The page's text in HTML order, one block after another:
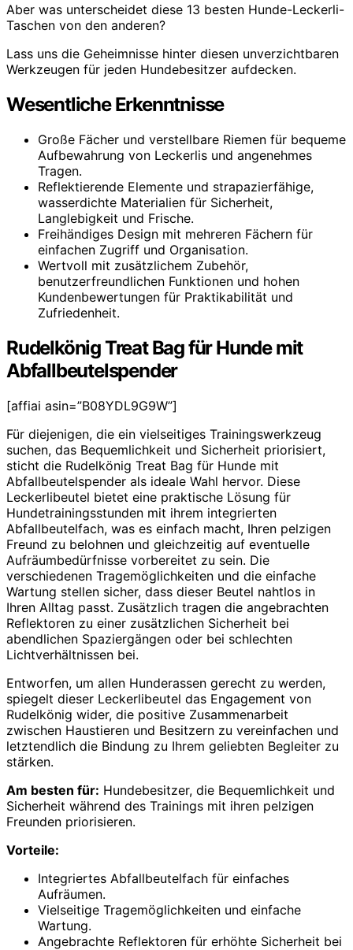
Aber was unterscheidet diese 13 besten Hunde-Leckerli-
Taschen von den anderen?
Lass uns die Geheimnisse hinter diesen unverzichtbaren
Werkzeugen für jeden Hundebesitzer aufdecken.
Wesentliche Erkenntnisse
Große Fächer und verstellbare Riemen für bequeme
Aufbewahrung von Leckerlis und angenehmes
Tragen.
Reflektierende Elemente und strapazierfähige,
wasserdichte Materialien für Sicherheit,
Langlebigkeit und Frische.
Freihändiges Design mit mehreren Fächern für
einfachen Zugriff und Organisation.
Wertvoll mit zusätzlichem Zubehör,
benutzerfreundlichen Funktionen und hohen
Kundenbewertungen für Praktikabilität und
Zufriedenheit.
Rudelkönig Treat Bag für Hunde mit
Abfallbeutelspender
[affiai asin=”B08YDL9G9W”]
Für diejenigen, die ein vielseitiges Trainingswerkzeug
suchen, das Bequemlichkeit und Sicherheit priorisiert,
sticht die Rudelkönig Treat Bag für Hunde mit
Abfallbeutelspender als ideale Wahl hervor. Diese
Leckerlibeutel bietet eine praktische Lösung für
Hundetrainingsstunden mit ihrem integrierten
Abfallbeutelfach, was es einfach macht, Ihren pelzigen
Freund zu belohnen und gleichzeitig auf eventuelle
Aufräumbedürfnisse vorbereitet zu sein. Die
verschiedenen Tragemöglichkeiten und die einfache
Wartung stellen sicher, dass dieser Beutel nahtlos in
Ihren Alltag passt. Zusätzlich tragen die angebrachten
Reflektoren zu einer zusätzlichen Sicherheit bei
abendlichen Spaziergängen oder bei schlechten
Lichtverhältnissen bei.
Entworfen, um allen Hunderassen gerecht zu werden,
spiegelt dieser Leckerlibeutel das Engagement von
Rudelkönig wider, die positive Zusammenarbeit
zwischen Haustieren und Besitzern zu vereinfachen und
letztendlich die Bindung zu Ihrem geliebten Begleiter zu
stärken.
Am besten für: Hundebesitzer, die Bequemlichkeit und
Sicherheit während des Trainings mit ihren pelzigen
Freunden priorisieren.
Vorteile:
Integriertes Abfallbeutelfach für einfaches
Aufräumen.
Vielseitige Tragemöglichkeiten und einfache
Wartung.
Angebrachte Reflektoren für erhöhte Sicherheit bei